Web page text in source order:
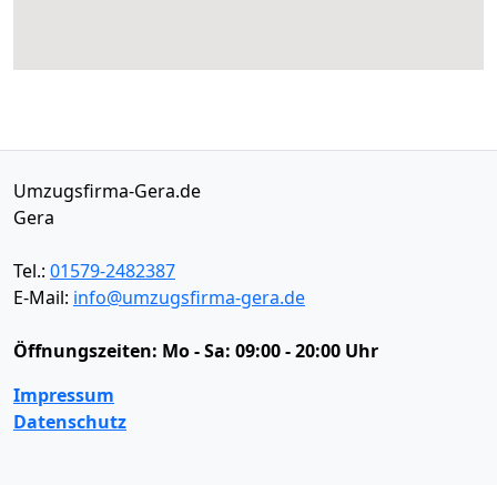
Umzugsfirma-Gera.de
Gera
Tel.: 01579-2482387
E-Mail: info@umzugsfirma-gera.de
Öffnungszeiten: Mo - Sa: 09:00 - 20:00 Uhr
Impressum
Datenschutz